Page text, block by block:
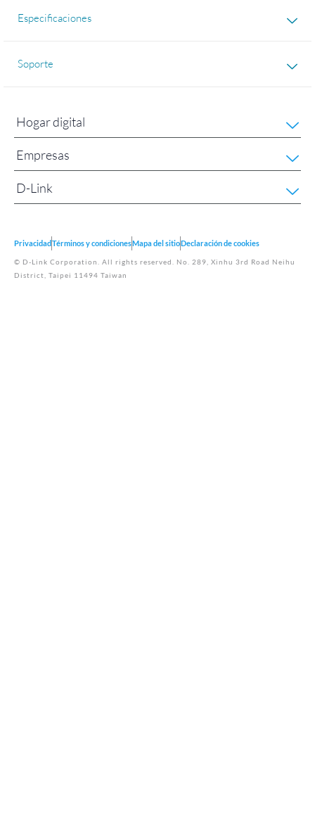
Especificaciones
Soporte
Hogar digital
Empresas
D-Link
PrivacidadTérminos y condicionesMapa del sitioDeclaración de cookies
© D-Link Corporation. All rights reserved. No. 289, Xinhu 3rd Road Neihu
District, Taipei 11494 Taiwan